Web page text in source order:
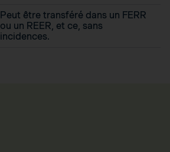
Peut être transféré dans un FERR
ou un REER, et ce, sans
incidences.